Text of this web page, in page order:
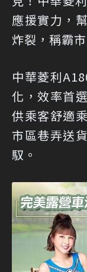
應援實力，
炸裂，稱霸市
中華菱利
化，效率首
供乘客舒適
市區巷弄送
馭。